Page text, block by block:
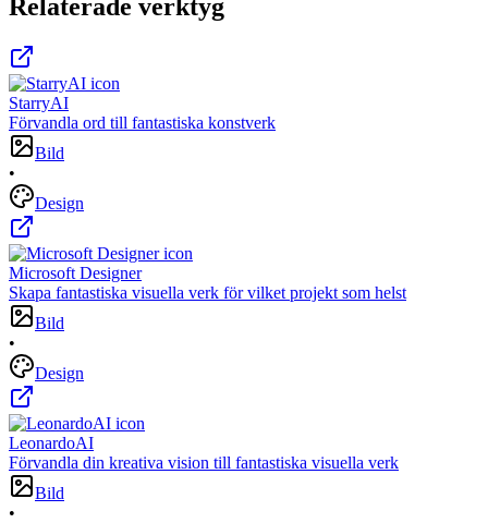
Relaterade verktyg
StarryAI
Förvandla ord till fantastiska konstverk
Bild
•
Design
Microsoft Designer
Skapa fantastiska visuella verk för vilket projekt som helst
Bild
•
Design
LeonardoAI
Förvandla din kreativa vision till fantastiska visuella verk
Bild
•